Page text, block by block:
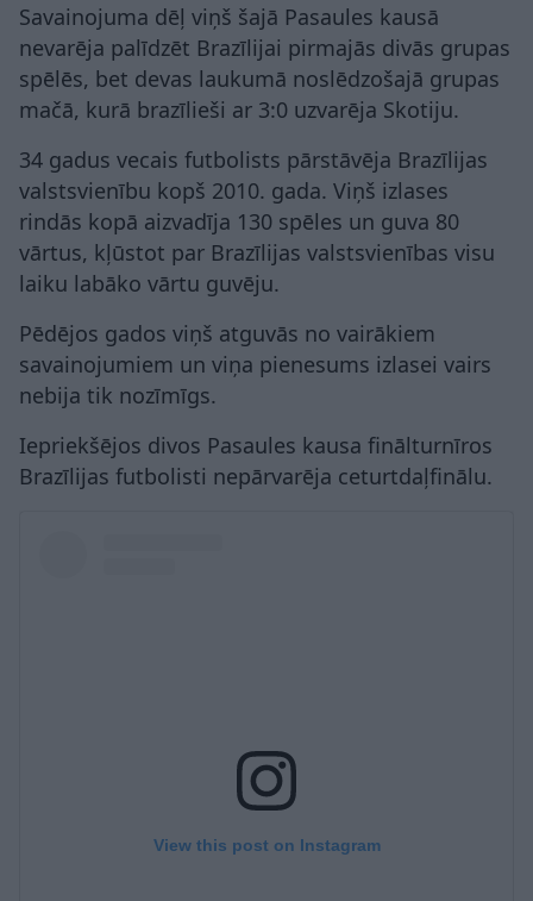
Savainojuma dēļ viņš šajā Pasaules kausā
nevarēja palīdzēt Brazīlijai pirmajās divās grupas
spēlēs, bet devas laukumā noslēdzošajā grupas
mačā, kurā brazīlieši ar 3:0 uzvarēja Skotiju.
34 gadus vecais futbolists pārstāvēja Brazīlijas
valstsvienību kopš 2010. gada. Viņš izlases
rindās kopā aizvadīja 130 spēles un guva 80
vārtus, kļūstot par Brazīlijas valstsvienības visu
laiku labāko vārtu guvēju.
Pēdējos gados viņš atguvās no vairākiem
savainojumiem un viņa pienesums izlasei vairs
nebija tik nozīmīgs.
Iepriekšējos divos Pasaules kausa finālturnīros
Brazīlijas futbolisti nepārvarēja ceturtdaļfinālu.
View this post on Instagram